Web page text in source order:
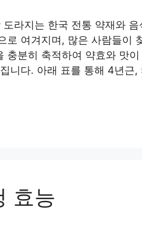
라지는 한국 전통 약재와
로 여겨지며, 많은 사람들이
충분히 축적하여 약효와 맛
니다. 아래 표를 통해 4년
효능